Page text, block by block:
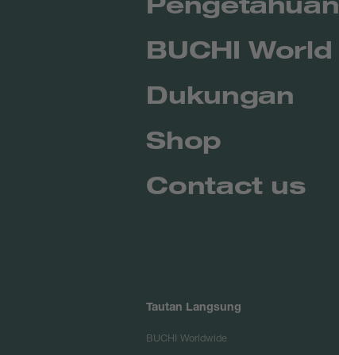
BUCHI World
Dukungan
Shop
Contact us
Tautan Langsung
BUCHI Worldwide